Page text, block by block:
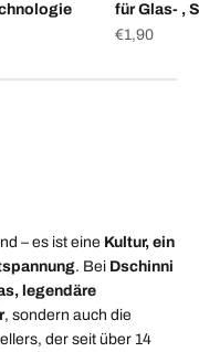
für Glas- ,
Angebot
€1,90
– es ist eine Kultur, ein
. Bei Dschinni
legendäre
, sondern auch die
der seit über 14